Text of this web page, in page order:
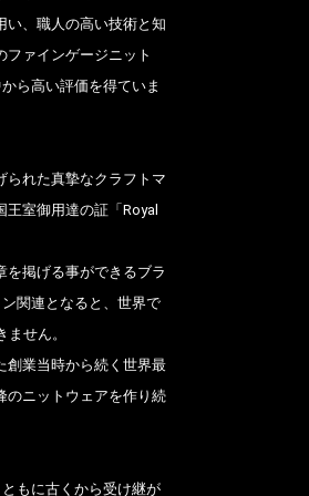
い、職人の高い技術と知
ファインゲージニット
ら高い評価を得ていま
られた真摯なクラフトマ
室御用達の証「Royal
を掲げる事ができるブラ
関連となると、世界で
せん。
創業当時から続く世界最
のニットウェアを作り続
もに古くから受け継が